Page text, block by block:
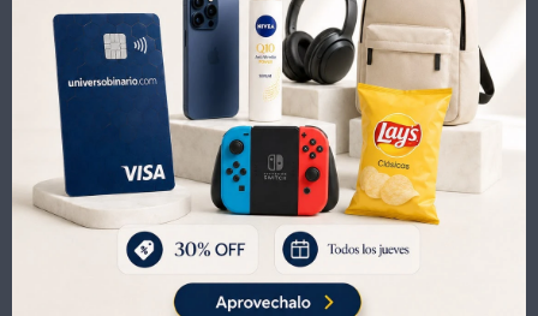
Productos que te pueden interesar